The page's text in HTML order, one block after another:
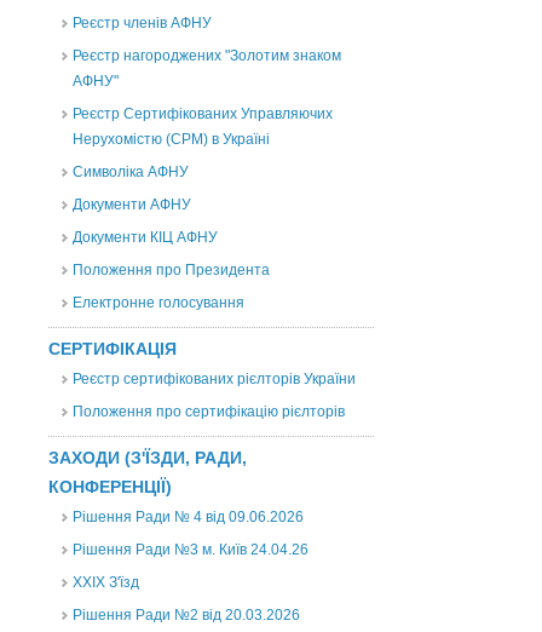
Реєстр членів АФНУ
Реєстр нагороджених "Золотим знаком
АФНУ"
Реєстр Сертифікованих Управляючих
Нерухомістю (CPM) в Україні
Символіка АФНУ
Документи АФНУ
Документи КІЦ АФНУ
Положення про Президента
Електронне голосування
СЕРТИФІКАЦІЯ
Реєстр сертифікованих рієлторів України
Положення про сертифікацію рієлторів
ЗАХОДИ (З'ЇЗДИ, РАДИ,
КОНФЕРЕНЦІЇ)
Рішення Ради № 4 від 09.06.2026
Рішення Ради №3 м. Київ 24.04.26
XXІХ З'їзд
Рішення Ради №2 від 20.03.2026